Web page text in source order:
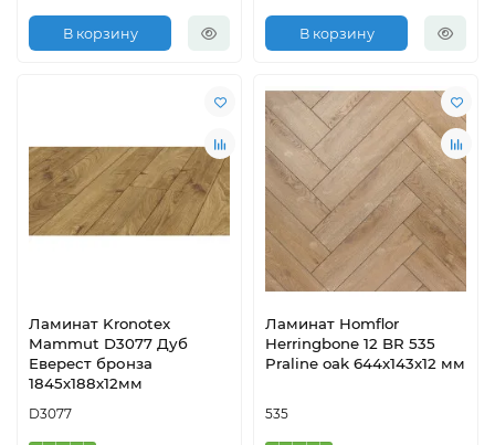
В корзину В корзину
Ламинат Kronotex
Mammut D3077 Дуб
Еверест бронза
1845х188х12мм
D3077
Ламинат Homflor
Herringbone 12 BR 535
Praline oak 644х143х12 мм
535